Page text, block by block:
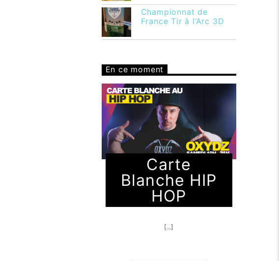
Championnat de
France Tir à l’Arc 3D
En ce moment
Carte
Blanche HIP
HOP
[...]